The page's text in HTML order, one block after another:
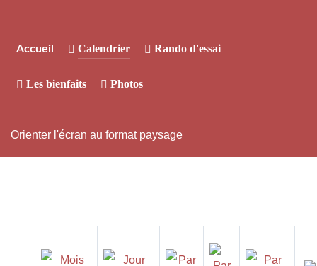
Accueil Calendrier Rando d'essai
Les bienfaits Photos
Orienter l'écran au format paysage